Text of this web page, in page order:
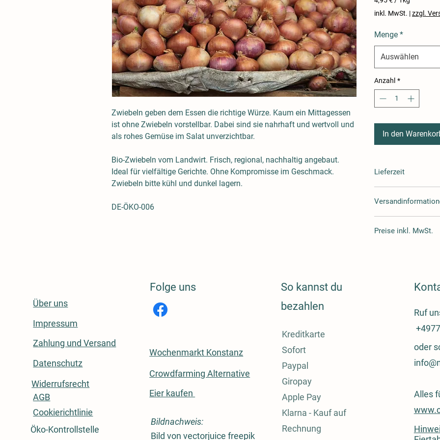
Zwiebeln geben dem Essen die richtige Würze. Kaum ein Mittagessen
ist ohne Zwiebeln vorstellbar. Dabei sind sie nahrhaft und wertvoll und
als rohes Gemüse im Salat unverzichtbar.
Bio-Zwiebeln vom Landwirt. Frisch, regional, nachhaltig angebaut.
Ideal für vielfältige Gerichte. Ohne Kompromisse im Geschmack.
Zwiebeln bitte kühl und dunkel lagern.
DE-ÖKO-006
4,95 €
Kilogramm
inkl. MwSt. |zzgl.
Menge *
Auswählen
Anzahl *
In den
Lieferzeit
Preise inkl. MwSt.
Über uns
Impressum
Zahlung und Versand
Datenschutz
Widerrufsrecht
AGB
Cookierichtlinie
Öko-Kontrollstelle
Folge uns
Wochenmarkt Konstanz
Crowdfarming Alternative
Eier kaufen
Bildnachweis:
Bild von vectorjuice freepik
Kreditkarte
Sofort
Paypal
Giropay
Apple Pay
Klarna - Kauf auf
Rechnung
So kannst du
bezahlen
Ruf
oder
Alles